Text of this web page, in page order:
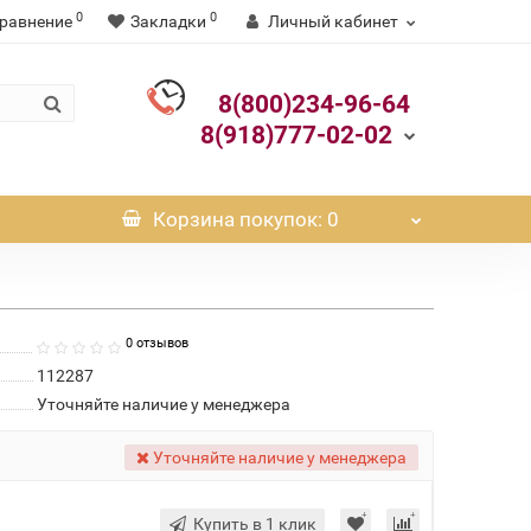
0 Закладки 0 Личный кабинет
8(800)234-96-64
8(918)777-02-02
Корзина покупок: 0
0 отзывов
112287
Уточняйте наличие у менеджера
Уточняйте наличие у менеджера
Купить в 1 клик